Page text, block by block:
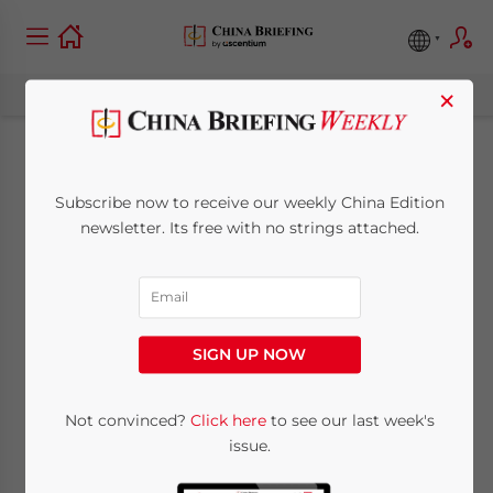
Il PIL cinese cresce
dell’11.9% nel primo
trimestre 2010,
l’indice dei prezzi al
consumo del 2.2%
China Briefing
×
Subscribe now to receive our weekly China Edition
newsletter. Its free with no strings attached.
SIGN UP NOW
Not convinced? Click hereto see our last week's
issue.